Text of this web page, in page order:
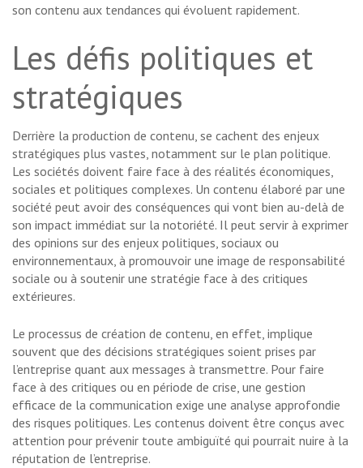
son contenu aux tendances qui évoluent rapidement.
Les défis politiques et
stratégiques
Derrière la production de contenu, se cachent des enjeux
stratégiques plus vastes, notamment sur le plan politique.
Les sociétés doivent faire face à des réalités économiques,
sociales et politiques complexes. Un contenu élaboré par une
société peut avoir des conséquences qui vont bien au-delà de
son impact immédiat sur la notoriété. Il peut servir à exprimer
des opinions sur des enjeux politiques, sociaux ou
environnementaux, à promouvoir une image de responsabilité
sociale ou à soutenir une stratégie face à des critiques
extérieures.
Le processus de création de contenu, en effet, implique
souvent que des décisions stratégiques soient prises par
l’entreprise quant aux messages à transmettre. Pour faire
face à des critiques ou en période de crise, une gestion
efficace de la communication exige une analyse approfondie
des risques politiques. Les contenus doivent être conçus avec
attention pour prévenir toute ambiguïté qui pourrait nuire à la
réputation de l’entreprise.